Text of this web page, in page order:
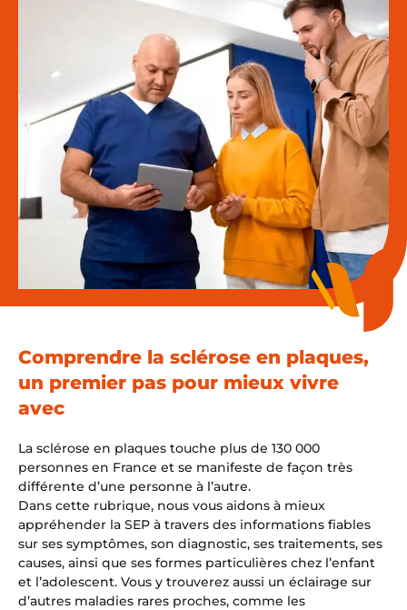
Mon compte
Comprendre la sclérose en plaques,
un premier pas pour mieux vivre
avec
La sclérose en plaques touche plus de 130 000
personnes en France et se manifeste de façon très
différente d’une personne à l’autre.
Dans cette rubrique, nous vous aidons à mieux
appréhender la SEP à travers des informations fiables
sur ses symptômes, son diagnostic, ses traitements, ses
causes, ainsi que ses formes particulières chez l’enfant
et l’adolescent. Vous y trouverez aussi un éclairage sur
d’autres maladies rares proches, comme les